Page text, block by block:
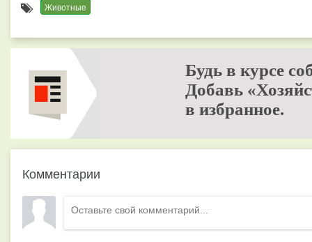
Животные
Будь в курсе
Добавь
в избранное.
Комментарии